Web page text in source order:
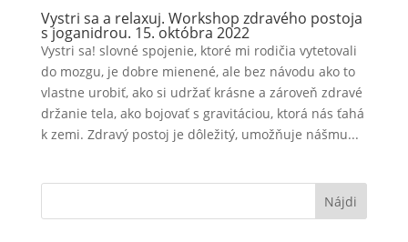
Vystri sa a relaxuj. Workshop zdravého postoja
s joganidrou. 15. októbra 2022
Vystri sa! slovné spojenie, ktoré mi rodičia vytetovali
do mozgu, je dobre mienené, ale bez návodu ako to
vlastne urobiť, ako si udržať krásne a zároveň zdravé
držanie tela, ako bojovať s gravitáciou, ktorá nás ťahá
k zemi. Zdravý postoj je dôležitý, umožňuje nášmu...